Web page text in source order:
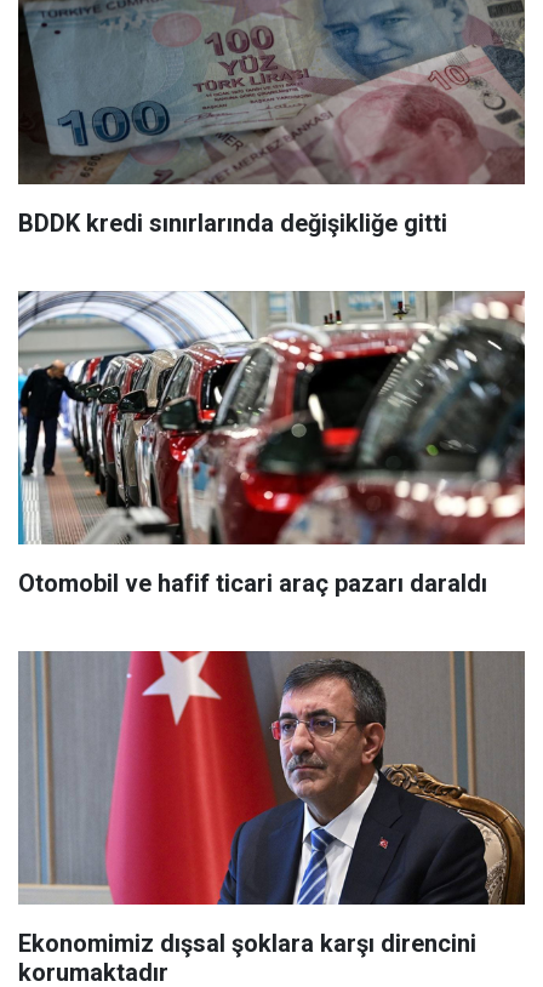
BDDK kredi sınırlarında değişikliğe gitti
Otomobil ve hafif ticari araç pazarı daraldı
Ekonomimiz dışsal şoklara karşı direncini
korumaktadır